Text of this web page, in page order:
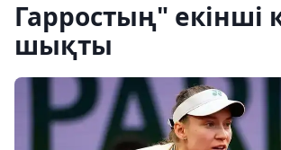
Гарростың" екінші
шықты